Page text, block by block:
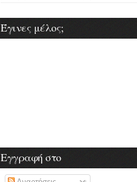
Έγινες μέλος;
Εγγραφή στο